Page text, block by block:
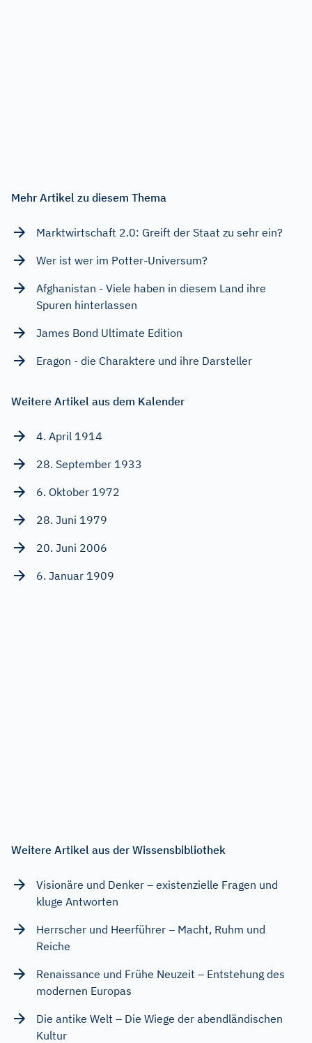
Mehr Artikel zu diesem Thema
Marktwirtschaft 2.0: Greift der Staat zu sehr ein?
Wer ist wer im Potter-Universum?
Afghanistan - Viele haben in diesem Land ihre
Spuren hinterlassen
James Bond Ultimate Edition
Eragon - die Charaktere und ihre Darsteller
Weitere Artikel aus dem Kalender
4. April 1914
28. September 1933
6. Oktober 1972
28. Juni 1979
20. Juni 2006
6. Januar 1909
Weitere Artikel aus der Wissensbibliothek
Visionäre und Denker – existenzielle Fragen und
kluge Antworten
Herrscher und Heerführer – Macht, Ruhm und
Reiche
Renaissance und Frühe Neuzeit – Entstehung des
modernen Europas
Die antike Welt – Die Wiege der abendländischen
Kultur